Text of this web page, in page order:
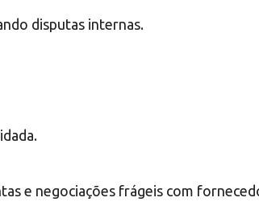
disputas internas.
e negociações frágeis com